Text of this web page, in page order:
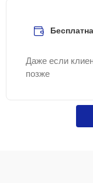
Даже если
позже